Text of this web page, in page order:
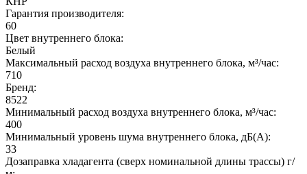
Гарантия производителя:
60
Цвет внутреннего блока:
Белый
Максимальный расход воздуха внутреннего блока, м³/час:
710
Бренд:
8522
Минимальный расход воздуха внутреннего блока, м³/час:
400
Минимальный уровень шума внутреннего блока, дБ(А):
33
Дозаправка хладагента (сверх номинальной длины трассы) г/